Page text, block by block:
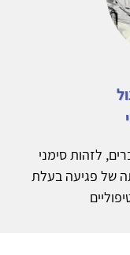
לזהות סימני
של פגיעה בעלת